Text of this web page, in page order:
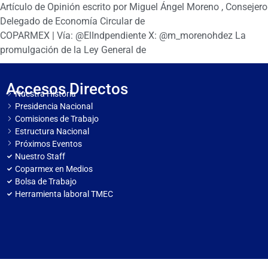
Artículo de Opinión escrito por Miguel Ángel Moreno , Consejero
Delegado de Economía Circular de
COPARMEX | Vía: @ElIndpendiente X: @m_morenohdez La
promulgación de la Ley General de
Accesos Directos
Nuestra Historia
Presidencia Nacional
Comisiones de Trabajo
Estructura Nacional
Próximos Eventos
Nuestro Staff
Coparmex en Medios
Bolsa de Trabajo
Herramienta laboral TMEC